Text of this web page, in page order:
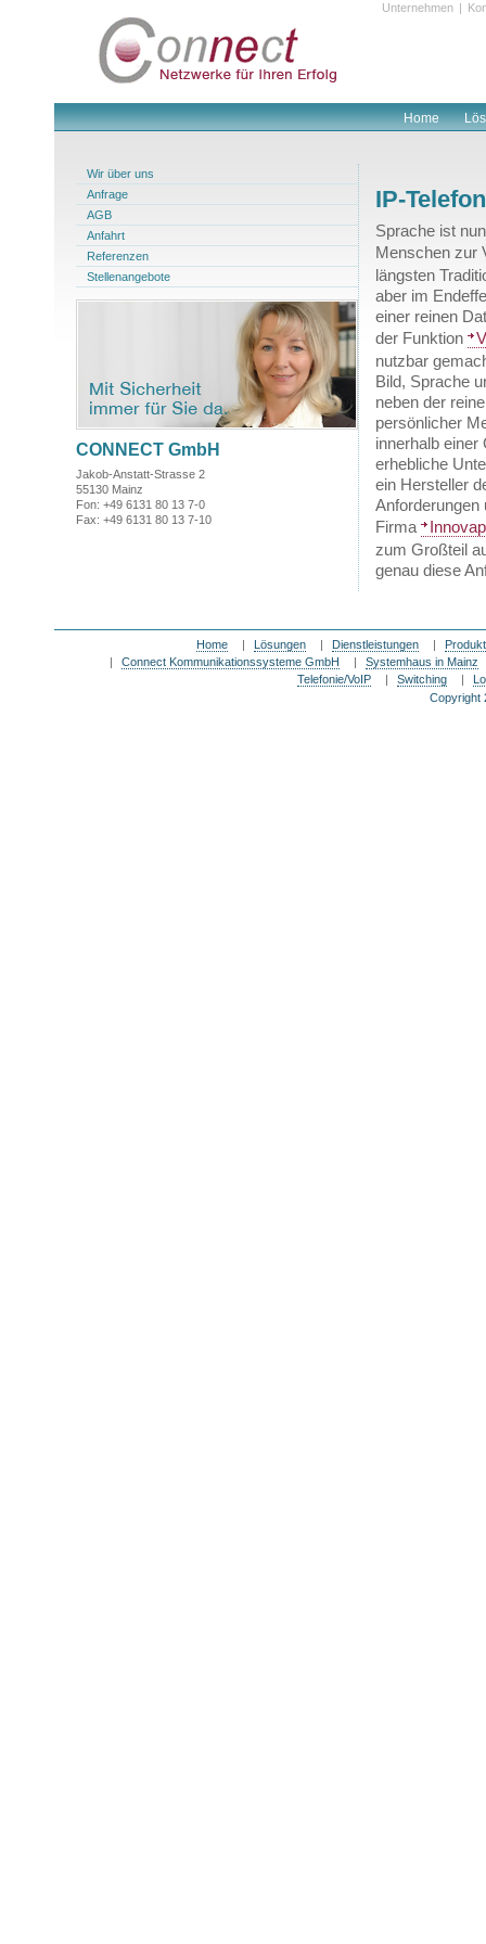
IP-
Sprache ist
Menschen zur
längsten
aber im
einer reinen
der Funktion
nutzbar
Bild, Sprache
neben der
persönlicher
innerhalb
erhebliche
ein Hersteller
Anforderungen
Firma
zum Großteil
genau diese
Wir über uns
Anfrage
AGB
Anfahrt
Referenzen
Stellenangebote
CONNECT GmbH
Jakob-Anstatt-Strasse 2
55130 Mainz
Fon: +49 6131 80 13 7-0
Fax: +49 6131 80 13 7-10
Home | Lösungen | Dienstleistungen |
|
Connect Kommunikationssysteme GmbH |
Systemhaus in Mainz
Telefonie/VoIP
| Switching |
Copyright
Unternehmen |
Home